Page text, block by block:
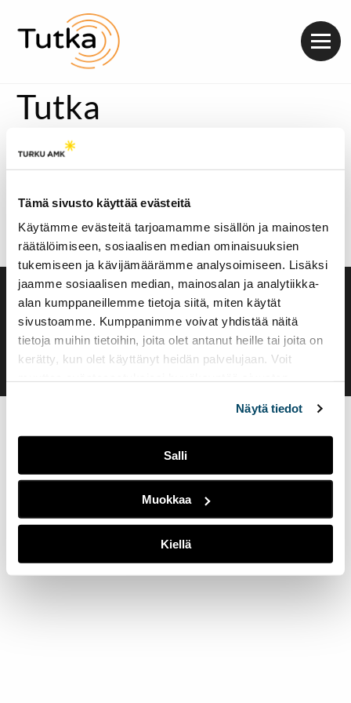
Tämä sivusto käyttää evästeitä
Käytämme evästeitä tarjoamamme sisällön ja mainosten
räätälöimiseen, sosiaalisen median ominaisuuksien
tukemiseen ja kävijämäärämme analysoimiseen. Lisäksi
jaamme sosiaalisen median, mainosalan ja analytiikka-
alan kumppaneillemme tietoja siitä, miten käytät
sivustoamme. Kumppanimme voivat yhdistää näitä
tietoja muihin tietoihin, joita olet antanut heille tai joita on
kerätty, kun olet käyttänyt heidän palvelujaan. Voit
Näytä tiedot
Salli
Muokkaa
Kiellä
Tutka
Sydäntalven melodisissa hardcore biiseissä viljellään
vertauskuvia ja laulujen aiheet kumpuavat omasta
https://soundcloud.com/radiotutka/aitoa-asiointia-
haastattelussa-sydantalvi-yhtyeen-laulaja
Saavutettavuusseloste
Evästeasetukset